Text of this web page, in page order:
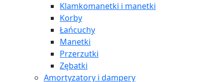
Klamkomanetki i manetki
Korby
Łańcuchy
Manetki
Przerzutki
Zębatki
Amortyzatory i dampery